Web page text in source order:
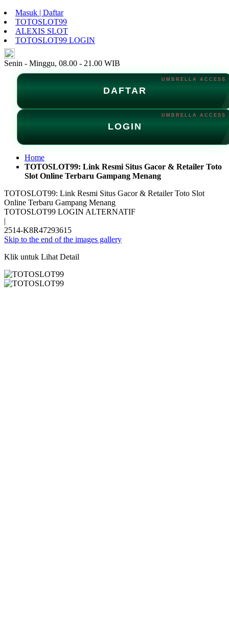
Masuk | Daftar
TOTOSLOT99
ALEXIS SLOT
TOTOSLOT99 LOGIN
Senin - Minggu, 08.00 - 21.00 WIB
DAFTAR
LOGIN
Home
TOTOSLOT99: Link Resmi Situs Gacor & Retailer Toto
Slot Online Terbaru Gampang Menang
TOTOSLOT99: Link Resmi Situs Gacor & Retailer Toto Slot
Online Terbaru Gampang Menang
TOTOSLOT99 LOGIN ALTERNATIF
|
2514-K8R47293615
Skip to the end of the images gallery
Klik untuk Lihat Detail